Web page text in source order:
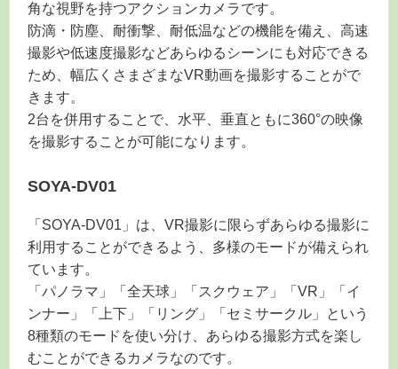
角な視野を持つアクションカメラです。
防滴・防塵、耐衝撃、耐低温などの機能を備え、高速
撮影や低速度撮影などあらゆるシーンにも対応できる
ため、幅広くさまざまなVR動画を撮影することがで
きます。
2台を併用することで、水平、垂直ともに360°の映像
を撮影することが可能になります。
SOYA-DV01
「SOYA-DV01」は、VR撮影に限らずあらゆる撮影に
利用することができるよう、多様のモードが備えられ
ています。
「パノラマ」「全天球」「スクウェア」「VR」「イ
ンナー」「上下」「リング」「セミサークル」という
8種類のモードを使い分け、あらゆる撮影方式を楽し
むことができるカメラなのです。